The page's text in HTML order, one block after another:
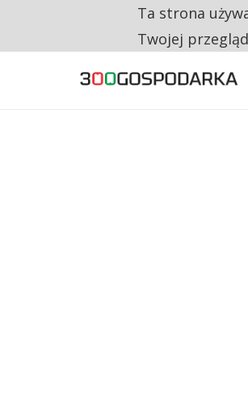
NA JEDEN WAKAT
Ta strona
Twojej